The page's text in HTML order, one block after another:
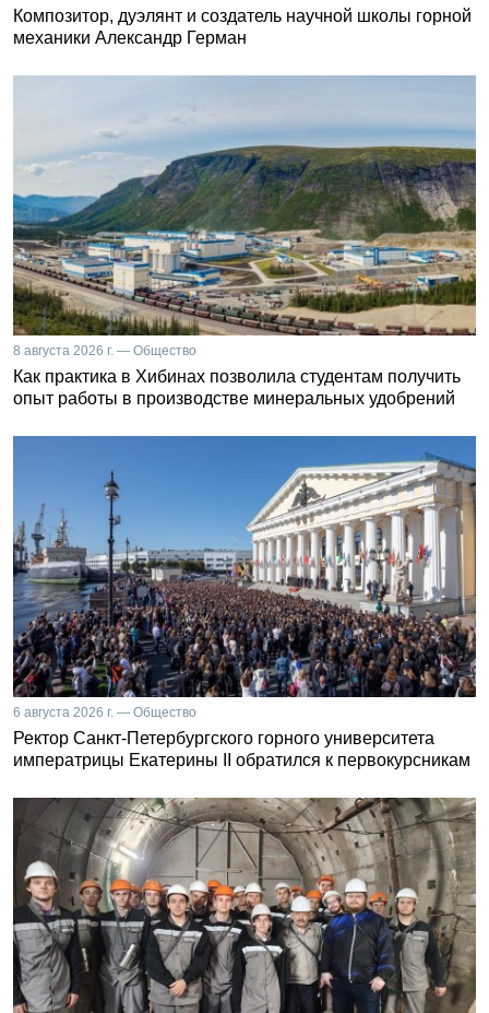
Композитор, дуэлянт и создатель научной школы горной
механики Александр Герман
8 августа 2026 г. — Общество
Как практика в Хибинах позволила студентам получить
опыт работы в производстве минеральных удобрений
6 августа 2026 г. — Общество
Ректор Санкт-Петербургского горного университета
императрицы Екатерины II обратился к первокурсникам